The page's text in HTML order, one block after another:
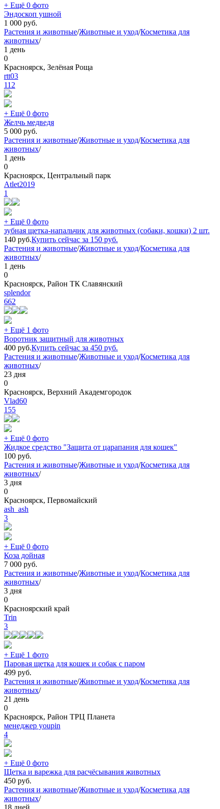
+ Ещё 0 фото
Эндоскоп ушной
1 000 руб.
Растения и животные/Животные и уход/Косметика для
животных/
1 день
0
Красноярск, Зелёная Роща
rtt03
112
+ Ещё 0 фото
Желчь медведя
5 000 руб.
Растения и животные/Животные и уход/Косметика для
животных/
1 день
0
Красноярск, Центральный парк
Atlet2019
1
+ Ещё 0 фото
зубная щетка-напальчик для животных (собаки, кошки) 2 шт.
140 руб.Купить сейчас за 150 руб.
Растения и животные/Животные и уход/Косметика для
животных/
1 день
0
Красноярск, Район ТК Славянский
splendor
662
+ Ещё 1 фото
Воротник защитный для животных
400 руб.Купить сейчас за 450 руб.
Растения и животные/Животные и уход/Косметика для
животных/
23 дня
0
Красноярск, Верхний Академгородок
Vlad60
155
+ Ещё 0 фото
Жидкое средство "Защита от царапания для кошек"
100 руб.
Растения и животные/Животные и уход/Косметика для
животных/
3 дня
0
Красноярск, Первомайский
ash_ash
3
+ Ещё 0 фото
Коза дойная
7 000 руб.
Растения и животные/Животные и уход/Косметика для
животных/
3 дня
0
Красноярский край
Trin
3
+ Ещё 1 фото
Паровая щетка для кошек и собак с паром
499 руб.
Растения и животные/Животные и уход/Косметика для
животных/
21 день
0
Красноярск, Район ТРЦ Планета
менеджер youpin
4
+ Ещё 0 фото
Щетка и варежка для расчёсывания животных
450 руб.
Растения и животные/Животные и уход/Косметика для
животных/
18 дней